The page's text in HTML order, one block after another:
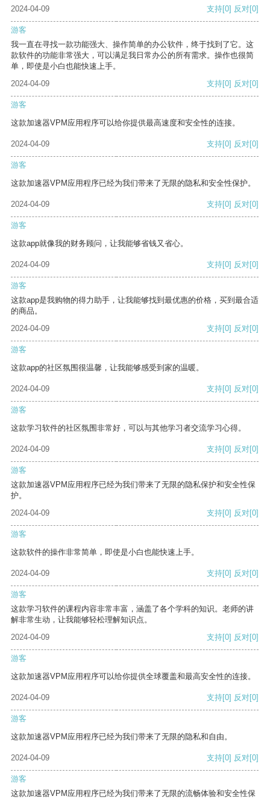
2024-04-09 支持[0] 反对[0]
游客
我一直在寻找一款功能强大、操作简单的办公软件，终于找到了它。这
款软件的功能非常强大，可以满足我日常办公的所有需求。操作也很简
单，即使是小白也能快速上手。
2024-04-09
支持[0] 反对[0]
游客
这款加速器VPM应用程序可以给你提供最高速度和安全性的连接。
2024-04-09 支持[0] 反对[0]
游客
这款加速器VPM应用程序已经为我们带来了无限的隐私和安全性保护。
2024-04-09 支持[0] 反对[0]
游客
这款app就像我的财务顾问，让我能够省钱又省心。
2024-04-09 支持[0] 反对[0]
游客
这款app是我购物的得力助手，让我能够找到最优惠的价格，买到最合适
的商品。
2024-04-09
支持[0] 反对[0]
游客
这款app的社区氛围很温馨，让我能够感受到家的温暖。
2024-04-09 支持[0] 反对[0]
游客
这款学习软件的社区氛围非常好，可以与其他学习者交流学习心得。
2024-04-09 支持[0] 反对[0]
游客
这款加速器VPM应用程序已经为我们带来了无限的隐私保护和安全性保
护。
2024-04-09
支持[0] 反对[0]
游客
这款软件的操作非常简单，即使是小白也能快速上手。
2024-04-09 支持[0] 反对[0]
游客
这款学习软件的课程内容非常丰富，涵盖了各个学科的知识。老师的讲
解非常生动，让我能够轻松理解知识点。
2024-04-09
支持[0] 反对[0]
游客
这款加速器VPM应用程序可以给你提供全球覆盖和最高安全性的连接。
2024-04-09 支持[0] 反对[0]
游客
这款加速器VPM应用程序已经为我们带来了无限的隐私和自由。
2024-04-09 支持[0] 反对[0]
游客
这款加速器VPM应用程序已经为我们带来了无限的流畅体验和安全性保